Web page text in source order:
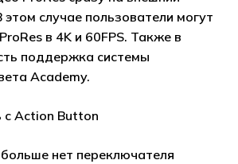
Go to shop
случае пользователи могут
в 4K и 60FPS. Также в
поддержка системы
Academy.
с Action Button
нет переключателя